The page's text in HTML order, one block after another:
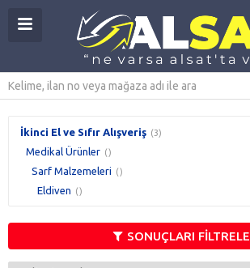
İkinci El ve Sıfır Alışveriş (3)
Medikal Ürünler ()
Sarf Malzemeleri ()
Eldiven ()
SONUÇLARI FİLTRELE